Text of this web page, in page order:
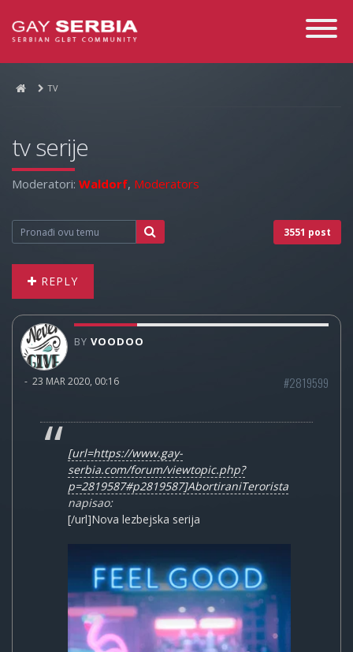
Toggle
TV
tv serije
Moderatori: Waldorf, Moderators
3551 post
REPLY
BY VOODOO
- 23 MAR 2020, 00:16 #2819599
[url=https://www.gay-
serbia.com/forum/viewtopic.php?
p=2819587#p2819587]AbortiraniTerorista
napisao:
[/url]Nova lezbejska serija